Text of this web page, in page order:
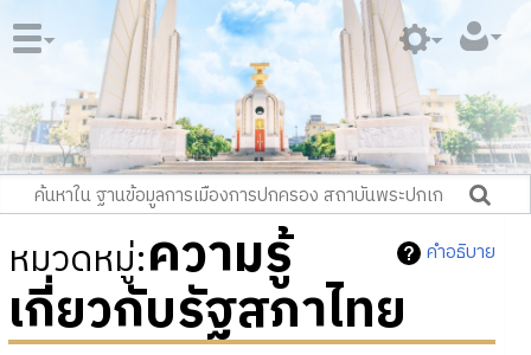
คำอธิบาย
หมวดหมู่:ความรู้
เกี่ยวกับรัฐสภาไทย